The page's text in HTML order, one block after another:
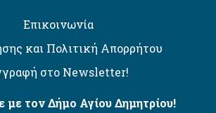
Επικοινωνία
και Πολιτική Απορρήτου
στο Newsletter!
με τον Δήμο Αγίου Δημητρίου!